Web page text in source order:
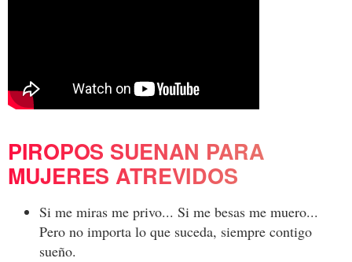
PIROPOS SUENAN PARA
MUJERES ATREVIDOS
Si me miras me privo... Si me besas me muero...
Pero no importa lo que suceda, siempre contigo
sueño.